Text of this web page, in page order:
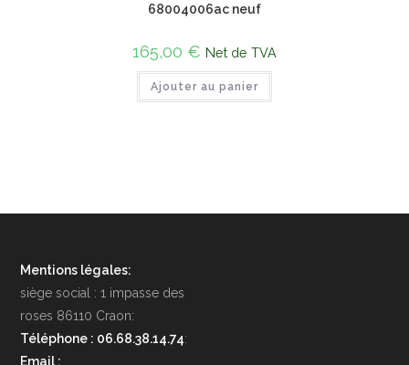
68004006ac neuf
165,00 € Net de TVA
Ajouter au panier
Mentions légales:
siège social : 1 impasse des
roses 86110 Craon:
Téléphone : 06.68.38.14.74:
Email :